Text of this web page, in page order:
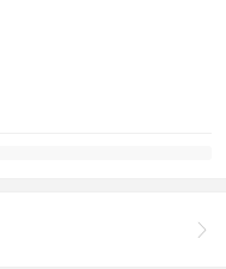
